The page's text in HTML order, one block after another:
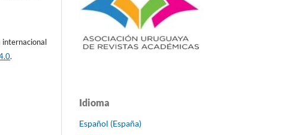
internacional
.
Idioma
Español (España)